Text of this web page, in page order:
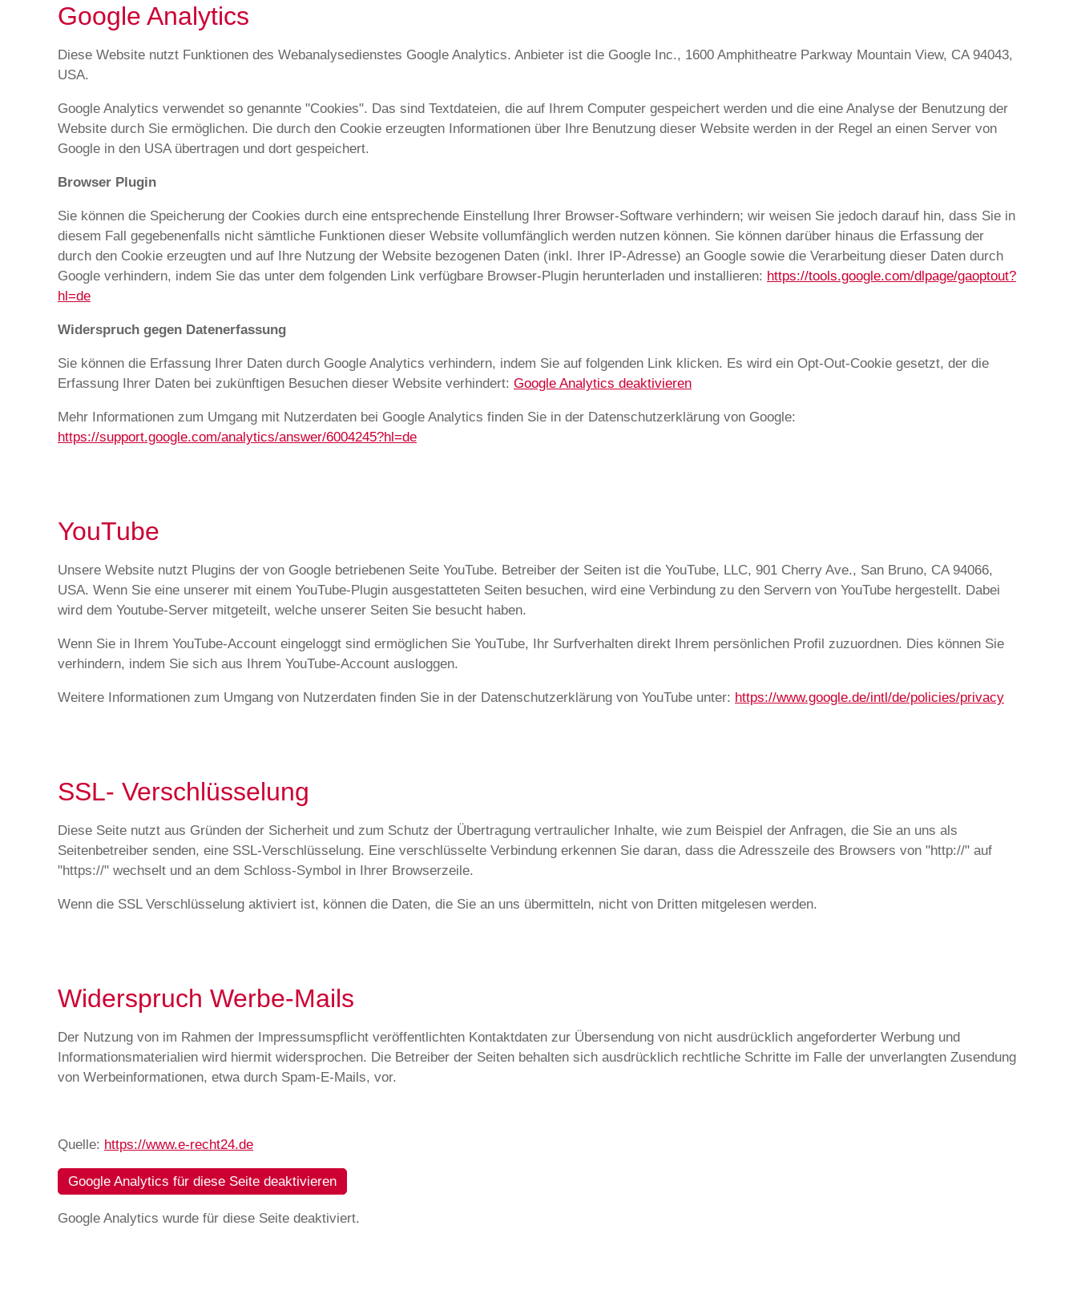
Google Analytics
Diese Website nutzt Funktionen des Webanalysedienstes Google Analytics. Anbieter ist die Google Inc., 1600 Amphitheatre Parkway Mountain View, CA 94043,
USA.
Google Analytics verwendet so genannte "Cookies". Das sind Textdateien, die auf Ihrem Computer gespeichert werden und die eine Analyse der Benutzung der
Website durch Sie ermöglichen. Die durch den Cookie erzeugten Informationen über Ihre Benutzung dieser Website werden in der Regel an einen Server von
Google in den USA übertragen und dort gespeichert.
Browser Plugin
Sie können die Speicherung der Cookies durch eine entsprechende Einstellung Ihrer Browser-Software verhindern; wir weisen Sie jedoch darauf hin, dass Sie in
diesem Fall gegebenenfalls nicht sämtliche Funktionen dieser Website vollumfänglich werden nutzen können. Sie können darüber hinaus die Erfassung der
durch den Cookie erzeugten und auf Ihre Nutzung der Website bezogenen Daten (inkl. Ihrer IP-Adresse) an Google sowie die Verarbeitung dieser Daten durch
Google verhindern, indem Sie das unter dem folgenden Link verfügbare Browser-Plugin herunterladen und installieren: https://tools.google.com/dlpage/gaoptout?
hl=de
Widerspruch gegen Datenerfassung
Sie können die Erfassung Ihrer Daten durch Google Analytics verhindern, indem Sie auf folgenden Link klicken. Es wird ein Opt-Out-Cookie gesetzt, der die
Erfassung Ihrer Daten bei zukünftigen Besuchen dieser Website verhindert: Google Analytics deaktivieren
Mehr Informationen zum Umgang mit Nutzerdaten bei Google Analytics finden Sie in der Datenschutzerklärung von Google:
https://support.google.com/analytics/answer/6004245?hl=de
YouTube
Unsere Website nutzt Plugins der von Google betriebenen Seite YouTube. Betreiber der Seiten ist die YouTube, LLC, 901 Cherry Ave., San Bruno, CA 94066,
USA. Wenn Sie eine unserer mit einem YouTube-Plugin ausgestatteten Seiten besuchen, wird eine Verbindung zu den Servern von YouTube hergestellt. Dabei
wird dem Youtube-Server mitgeteilt, welche unserer Seiten Sie besucht haben.
Wenn Sie in Ihrem YouTube-Account eingeloggt sind ermöglichen Sie YouTube, Ihr Surfverhalten direkt Ihrem persönlichen Profil zuzuordnen. Dies können Sie
verhindern, indem Sie sich aus Ihrem YouTube-Account ausloggen.
Weitere Informationen zum Umgang von Nutzerdaten finden Sie in der Datenschutzerklärung von YouTube unter: https://www.google.de/intl/de/policies/privacy
SSL- Verschlüsselung
Diese Seite nutzt aus Gründen der Sicherheit und zum Schutz der Übertragung vertraulicher Inhalte, wie zum Beispiel der Anfragen, die Sie an uns als
Seitenbetreiber senden, eine SSL-Verschlüsselung. Eine verschlüsselte Verbindung erkennen Sie daran, dass die Adresszeile des Browsers von "http://" auf
"https://" wechselt und an dem Schloss-Symbol in Ihrer Browserzeile.
Wenn die SSL Verschlüsselung aktiviert ist, können die Daten, die Sie an uns übermitteln, nicht von Dritten mitgelesen werden.
Widerspruch Werbe-Mails
Der Nutzung von im Rahmen der Impressumspflicht veröffentlichten Kontaktdaten zur Übersendung von nicht ausdrücklich angeforderter Werbung und
Informationsmaterialien wird hiermit widersprochen. Die Betreiber der Seiten behalten sich ausdrücklich rechtliche Schritte im Falle der unverlangten Zusendung
von Werbeinformationen, etwa durch Spam-E-Mails, vor.
Quelle: https://www.e-recht24.de
Google Analytics für diese Seite deaktivieren
Google Analytics wurde für diese Seite deaktiviert.